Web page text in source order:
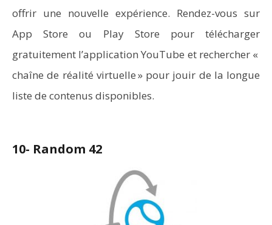
offrir une nouvelle expérience. Rendez-vous sur
App Store ou Play Store pour télécharger
gratuitement l’application YouTube et rechercher «
chaîne de réalité virtuelle » pour jouir de la longue
liste de contenus disponibles.
10- Random 42